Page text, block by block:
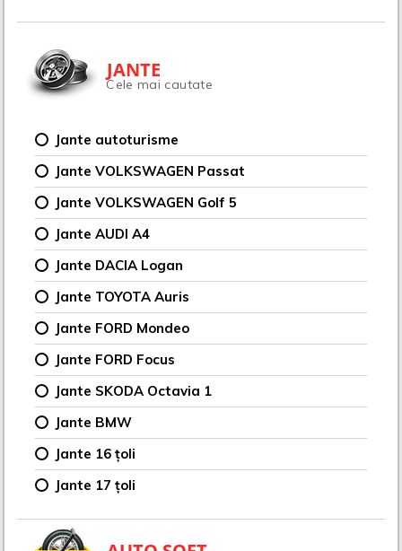
JANTE
Cele mai cautate
Jante autoturisme
Jante VOLKSWAGEN Passat
Jante VOLKSWAGEN Golf 5
Jante AUDI A4
Jante DACIA Logan
Jante TOYOTA Auris
Jante FORD Mondeo
Jante FORD Focus
Jante SKODA Octavia 1
Jante BMW
Jante 16 țoli
Jante 17 țoli